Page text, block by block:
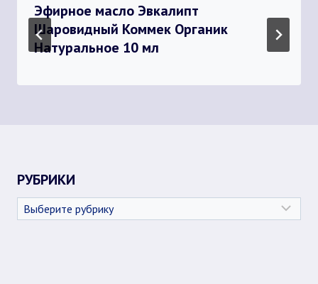
Эфирное масло Эвкалипт
Шаровидный Коммек Органик
Натуральное 10 мл
РУБРИКИ
Рубрики